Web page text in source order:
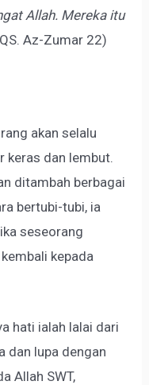
Allah. Mereka itu
Az-Zumar 22)
akan selalu
keras dan lembut.
ditambah berbagai
bertubi-tubi, ia
seseorang
kepada
hati ialah lalai dari
dan lupa dengan
Allah SWT,